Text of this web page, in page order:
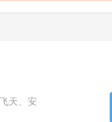
天、安